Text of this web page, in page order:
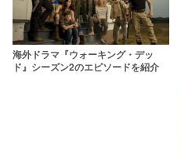
海外ドラマ『ウォーキング・デッ
ド』シーズン2のエピソードを紹介